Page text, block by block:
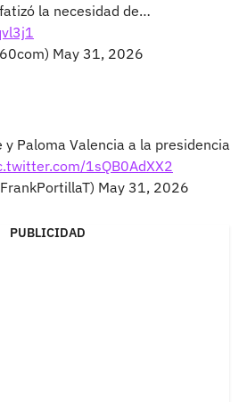
la necesidad de…
May 31, 2026
Paloma Valencia a la presidencia
1sQB0AdXX2
May 31, 2026
PUBLICIDAD